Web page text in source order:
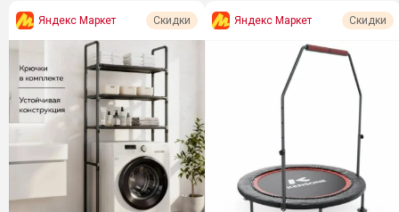
Яндекс Маркет Скидки Яндекс Маркет Скидки